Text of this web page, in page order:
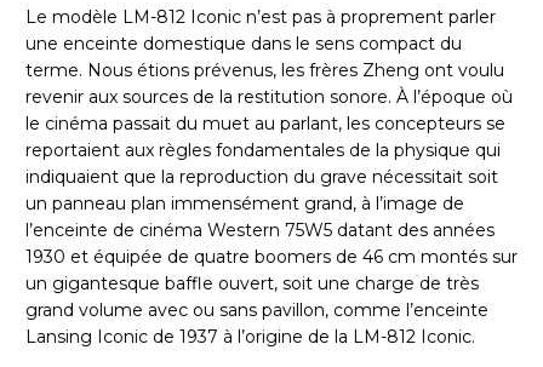
Le modèle LM-812 Iconic n’est pas à proprement parler
une enceinte domestique dans le sens compact du
terme. Nous étions prévenus, les frères Zheng ont voulu
revenir aux sources de la restitution sonore. À l’époque où
le cinéma passait du muet au parlant, les concepteurs se
reportaient aux règles fondamentales de la physique qui
indiquaient que la reproduction du grave nécessitait soit
un panneau plan immensément grand, à l’image de
l’enceinte de cinéma Western 75W5 datant des années
1930 et équipée de quatre boomers de 46 cm montés sur
un gigantesque baffle ouvert, soit une charge de très
grand volume avec ou sans pavillon, comme l’enceinte
Lansing Iconic de 1937 à l’origine de la LM-812 Iconic.